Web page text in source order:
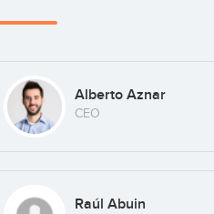
Alberto Aznar
CEO
Raúl Abuin